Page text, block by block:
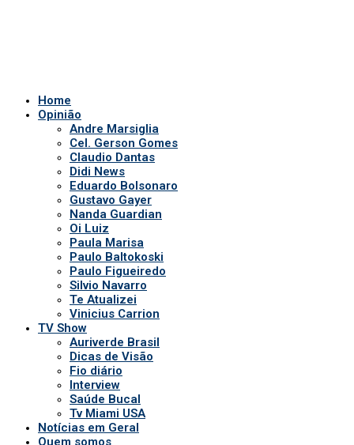
Home
Opinião
Andre Marsiglia
Cel. Gerson Gomes
Claudio Dantas
Didi News
Eduardo Bolsonaro
Gustavo Gayer
Nanda Guardian
Oi Luiz
Paula Marisa
Paulo Baltokoski
Paulo Figueiredo
Silvio Navarro
Te Atualizei
Vinicius Carrion
TV Show
Auriverde Brasil
Dicas de Visão
Fio diário
Interview
Saúde Bucal
Tv Miami USA
Notícias em Geral
Quem somos